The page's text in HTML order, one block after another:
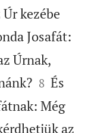
kezébe
Josafát:
Úrnak,

8 És
Még
az